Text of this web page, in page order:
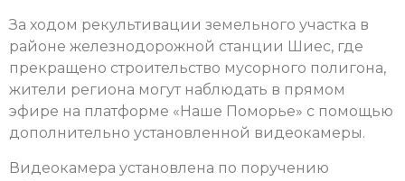
За ходом рекультивации земельного участка в
районе железнодорожной станции Шиес, где
прекращено строительство мусорного полигона,
жители региона могут наблюдать в прямом
эфире на платформе «Наше Поморье» с помощью
дополнительно установленной видеокамеры.
Видеокамера установлена по поручению